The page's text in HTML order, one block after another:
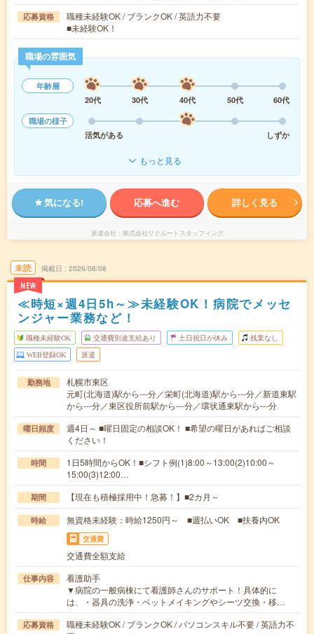
応募資格
職種未経験OK / ブランクOK / 英語力不要
■未経験OK！
職場の雰囲気
年齢層
20代
30代 40代 50代
60代
職場の様子
活気がある
しずか
もっと見る
気になる! 応募へ進む 詳しく見る
派遣会社 株式会社リクルートスタッフィング
未読
NEW
掲載日 2026/08/08
≪時短×週4日5h～≫未経験OK！病院でメッセ
ンジャー業務など！
職種未経験OK 交通費別途支給あり 土日祝日が休み 残業なし
WEB登録OK 派遣
勤務地
札幌市東区
元町(北海道)駅から---分／栄町(北海道)駅から---分／新道東駅
から---分／東区役所前駅から---分／環状通東駅から---分
曜日頻度
週4日～ ■曜日固定の相談OK！ ■希望の曜日があればご相談
ください！
時間
1日5時間からOK！■シフト例(1)8:00～13:00(2)10:00～
15:00(3)12:00…
期間 【現在も積極採用中！急募！】■2カ月～
時給 無資格未経験：時給1250円～ ■週払いOK ■扶養内OK
交通費
交通費全額支給
仕事内容
看護助手
▼病院の一般病棟にて看護師さんのサポート！具体的に
は、・器具の洗浄・ベットメイキングやシーツ交換・移…
応募資格
職種未経験OK / ブランクOK / パソコンスキル不要 / 英語力不